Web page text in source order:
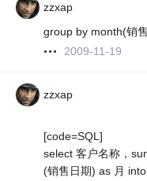
zzxap
group by month(销
2009-11-19
zzxap
[code=SQL]
select 客户名称，
(销售日期) as 月